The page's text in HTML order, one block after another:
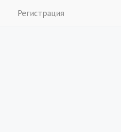
Регистрация